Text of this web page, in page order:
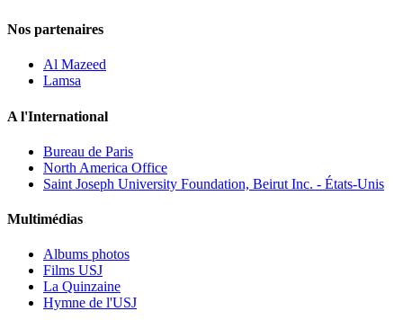
Nos partenaires
Al Mazeed
Lamsa
A l'International
Bureau de Paris
North America Office
Saint Joseph University Foundation, Beirut Inc. - États-Unis
Multimédias
Albums photos
Films USJ
La Quinzaine
Hymne de l'USJ